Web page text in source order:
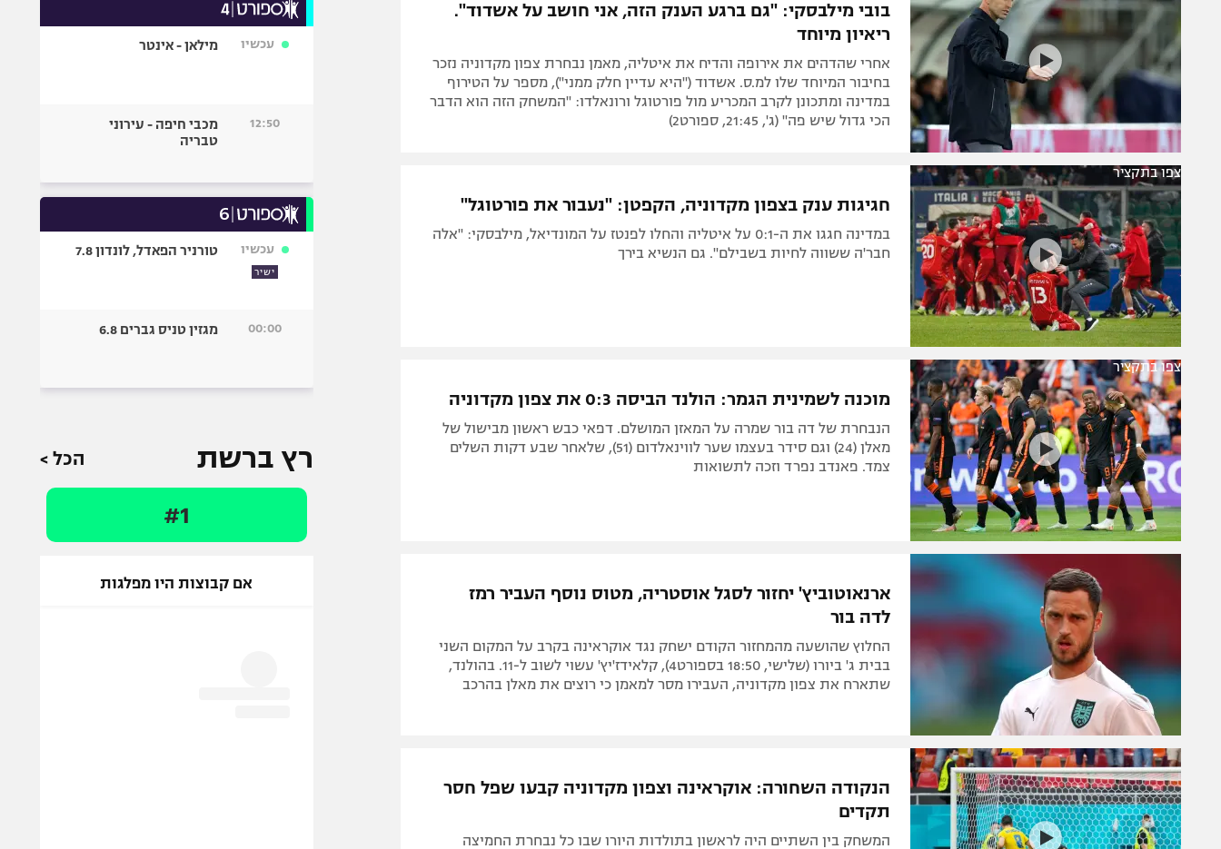
בובי מילבסקי: "גם ברגע הענק הזה, אני חושב על אשדוד".
ריאיון מיוחד
אחרי שהדהים את אירופה והדיח את איטליה, מאמן נבחרת צפון מקדוניה נזכר
בחיבור המיוחד שלו למ.ס. אשדוד ("היא עדיין חלק ממני"), מספר על הטירוף
במדינה ומתכונן לקרב המכריע מול פורטוגל ורונאלדו: "המשחק הזה הוא הדבר
הכי גדול שיש פה" (ג', 21:45, ספורט2)
צפו בתקציר
חגיגות ענק בצפון מקדוניה, הקפטן: "נעבור את פורטוגל"
במדינה חגגו את ה-0:1 על איטליה והחלו לפנטז על המונדיאל, מילבסקי: "אלה
חבר'ה ששווה לחיות בשבילם". גם הנשיא בירך
צפו בתקציר
מוכנה לשמינית הגמר: הולנד הביסה 0:3 את צפון מקדוניה
הנבחרת של דה בור שמרה על המאזן המושלם. דפאי כבש ראשון מבישול של
מאלן (24) וגם סידר בעצמו שער לווינאלדום (51), שלאחר שבע דקות השלים
צמד. פאנדב נפרד וזכה לתשואות
ארנאוטוביץ' יחזור לסגל אוסטריה, מטוס נוסף העביר רמז
לדה בור
החלוץ שהושעה מהמחזור הקודם ישחק נגד אוקראינה בקרב על המקום השני
בבית ג' ביורו (שלישי, 18:50 בספורט4), קלאידז'יץ' עשוי לשוב ל-11. בהולנד,
שתארח את צפון מקדוניה, העבירו מסר למאמן כי רוצים את מאלן בהרכב
הנקודה השחורה: אוקראינה וצפון מקדוניה קבעו שפל חסר
תקדים
המשחק בין השתיים היה לראשון בתולדות היורו שבו כל נבחרת החמיצה
עכשיו מילאן - אינטר
12:50
מכבי חיפה - עירוני
טבריה
עכשיו
ישיר
טורניר הפאדל, לונדון 7.8
00:00 מגזין טניס גברים 6.8
רץ ברשת הכל >
#1
אם קבוצות היו מפלגות